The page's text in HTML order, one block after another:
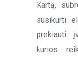
Kartą,
susikurti
prekiauti
kurios